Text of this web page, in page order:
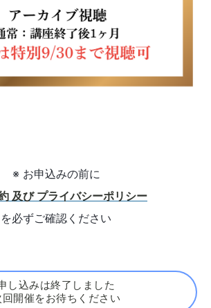
※ お申込みの前に
及び プライバシーポリシー
を必ずご確認ください
し込みは終了しました
回開催をお待ちください